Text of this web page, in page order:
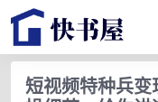
短视频特种兵